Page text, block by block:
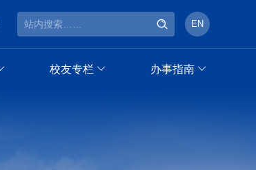
EN
校友专栏 办事指南